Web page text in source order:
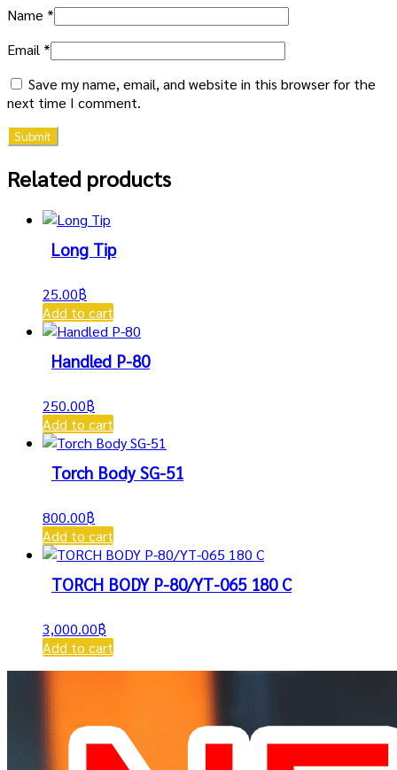
Name *
Email *
Save my name, email, and website in this browser for the
next time I comment.
Related products
Long Tip
25.00฿
Add to cart
Handled P-80
250.00฿
Add to cart
Torch Body SG-51
800.00฿
Add to cart
TORCH BODY P-80/YT-065 180 C
3,000.00฿
Add to cart